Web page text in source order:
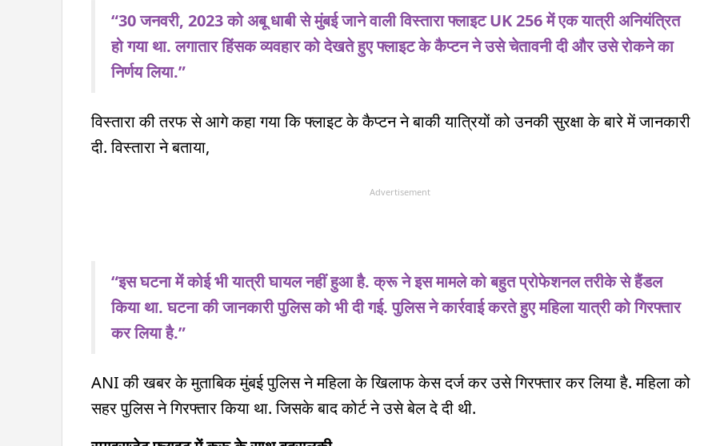
“30 जनवरी, 2023 को अबू धाबी से मुंबई जाने वाली विस्तारा फ्लाइट UK 256 में एक यात्री अनियंत्रित
हो गया था. लगातार हिंसक व्यवहार को देखते हुए फ्लाइट के कैप्टन ने उसे चेतावनी दी और उसे रोकने का
निर्णय लिया.”
विस्तारा की तरफ से आगे कहा गया कि फ्लाइट के कैप्टन ने बाकी यात्रियों को उनकी सुरक्षा के बारे में जानकारी
दी. विस्तारा ने बताया,
Advertisement
“इस घटना में कोई भी यात्री घायल नहीं हुआ है. क्रू ने इस मामले को बहुत प्रोफेशनल तरीके से हैंडल
किया था. घटना की जानकारी पुलिस को भी दी गई. पुलिस ने कार्रवाई करते हुए महिला यात्री को गिरफ्तार
कर लिया है.”
ANI की खबर के मुताबिक मुंबई पुलिस ने महिला के खिलाफ केस दर्ज कर उसे गिरफ्तार कर लिया है. महिला को
सहर पुलिस ने गिरफ्तार किया था. जिसके बाद कोर्ट ने उसे बेल दे दी थी.